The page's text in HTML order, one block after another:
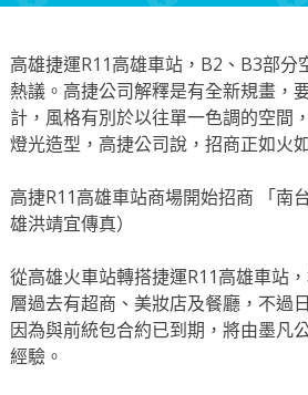
高雄捷運R11高雄車站，B2、B3部
熱議。高捷公司解釋是有全新規畫，
計，風格有別於以往單一色調的空間
燈光造型，高捷公司說，招商正如火
高捷R11高雄車站商場開始招商 「南
雄洪靖宜傳真）
從高雄火車站轉搭捷運R11高雄車站
層過去有超商、美妝店及餐廳，不過
因為與前統包合約已到期，將由墨凡
經驗。